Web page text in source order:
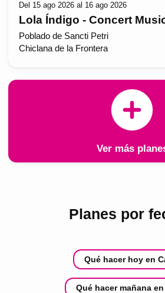
Del 15 ago 2026 al 16 ago 2026
Lola Índigo - Concert
Poblado de Sancti Petri
Chiclana de la Frontera
Ver más
Planes por
Qué hacer hoy en
Qué hacer mañana